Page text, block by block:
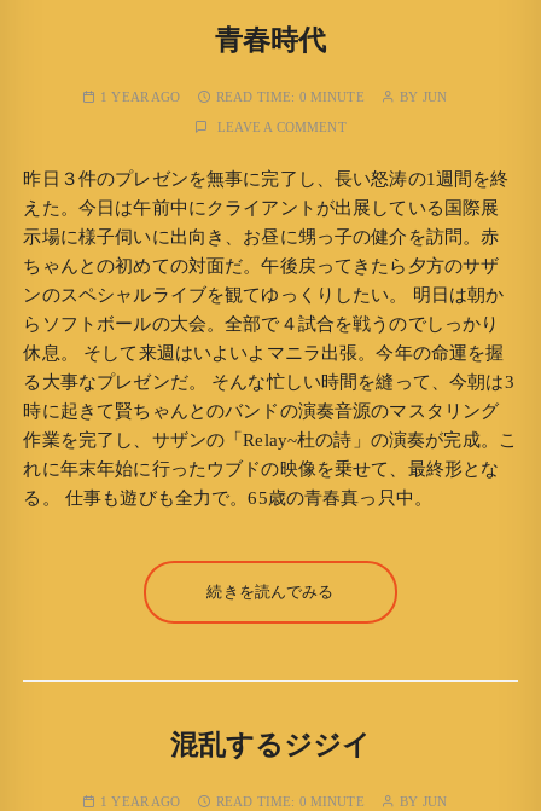
青春時代
1 YEAR AGO READ TIME: 0 MINUTE BY JUN
LEAVE A COMMENT
昨日３件のプレゼンを無事に完了し、長い怒涛の1週間を終
えた。今日は午前中にクライアントが出展している国際展
示場に様子伺いに出向き、お昼に甥っ子の健介を訪問。赤
ちゃんとの初めての対面だ。午後戻ってきたら夕方のサザ
ンのスペシャルライブを観てゆっくりしたい。 明日は朝か
らソフトボールの大会。全部で４試合を戦うのでしっかり
休息。 そして来週はいよいよマニラ出張。今年の命運を握
る大事なプレゼンだ。 そんな忙しい時間を縫って、今朝は3
時に起きて賢ちゃんとのバンドの演奏音源のマスタリング
作業を完了し、サザンの「Relay~杜の詩」の演奏が完成。こ
れに年末年始に行ったウブドの映像を乗せて、最終形とな
る。 仕事も遊びも全力で。65歳の青春真っ只中。
続きを読んでみる
混乱するジジイ
1 YEAR AGO READ TIME: 0 MINUTE BY JUN